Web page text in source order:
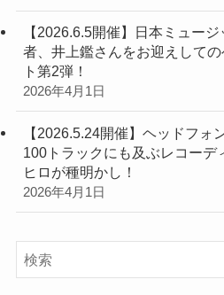
【2026.6.5開催】日本ミュー
者、井上鑑さんをお迎えして
ト第2弾！
2026年4月1日
【2026.5.24開催】ヘッドフォ
100トラックにも及ぶレコーデ
ヒロが種明かし！
2026年4月1日